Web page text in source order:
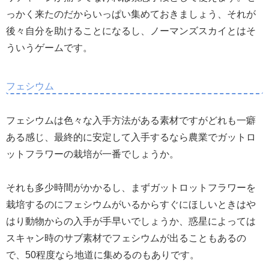
っかく来たのだからいっぱい集めておきましょう、それが
後々自分を助けることになるし、ノーマンズスカイとはそ
ういうゲームです。
フェシウム
フェシウムは色々な入手方法がある素材ですがどれも一癖
ある感じ、最終的に安定して入手するなら農業でガットロ
ットフラワーの栽培が一番でしょうか。
それも多少時間がかかるし、まずガットロットフラワーを
栽培するのにフェシウムがいるからすぐにほしいときはや
はり動物からの入手が手早いでしょうか、惑星によっては
スキャン時のサブ素材でフェシウムが出ることもあるの
で、50程度なら地道に集めるのもありです。